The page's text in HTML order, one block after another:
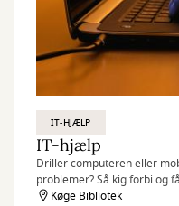
IT-HJÆLP
IT-hjælp
Driller computeren eller
problemer? Så kig forbi og
Køge Bibliotek